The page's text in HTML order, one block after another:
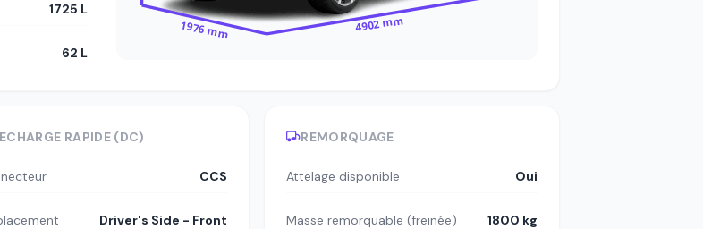
1725 L
62 L
1976 mm 4902 mm
RAPIDE (DC)
CCS
Driver's Side - Front
REMORQUAGE
Attelage disponible Oui
Masse remorquable (freinée) 1800 kg